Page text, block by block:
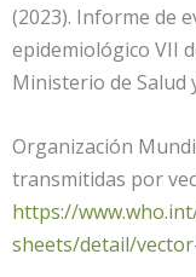
(2023). Informe de
epidemiológico VII
Ministerio de Salud
Organización
transmitidas por
https://
sheets/detail/